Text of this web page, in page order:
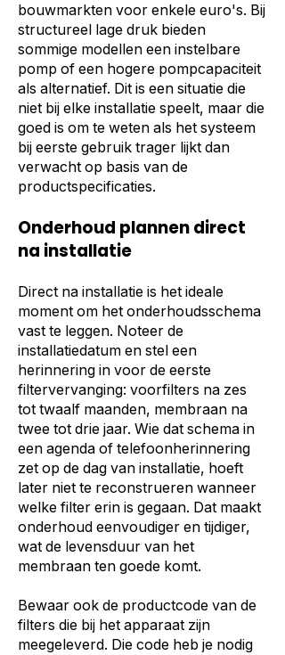
bouwmarkten voor enkele euro's. Bij
structureel lage druk bieden
sommige modellen een instelbare
pomp of een hogere pompcapaciteit
als alternatief. Dit is een situatie die
niet bij elke installatie speelt, maar die
goed is om te weten als het systeem
bij eerste gebruik trager lijkt dan
verwacht op basis van de
productspecificaties.
Onderhoud plannen direct
na installatie
Direct na installatie is het ideale
moment om het onderhoudsschema
vast te leggen. Noteer de
installatiedatum en stel een
herinnering in voor de eerste
filtervervanging: voorfilters na zes
tot twaalf maanden, membraan na
twee tot drie jaar. Wie dat schema in
een agenda of telefoonherinnering
zet op de dag van installatie, hoeft
later niet te reconstrueren wanneer
welke filter erin is gegaan. Dat maakt
onderhoud eenvoudiger en tijdiger,
wat de levensduur van het
membraan ten goede komt.
Bewaar ook de productcode van de
filters die bij het apparaat zijn
meegeleverd. Die code heb je nodig